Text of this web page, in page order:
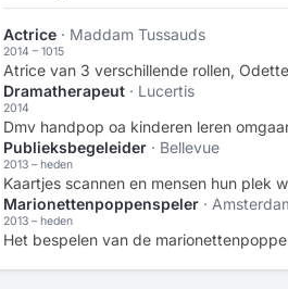
Actrice · Maddam Tussauds
2014 – 1015
Atrice van 3 verschillende rollen,
Dramatherapeut · Lucertis
2014
Dmv handpop oa kinderen leren
Publieksbegeleider · Bellevue
2013 – heden
Kaartjes scannen en mensen hun plek
Marionettenpoppenspeler ·
2013 – heden
Het bespelen van de